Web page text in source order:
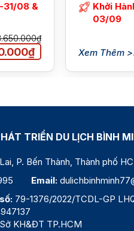
31/08 &
Khởi
03/09
Xem Thêm
TRIỂN DU LỊCH BÌNH
P. Bến Thành, Thành phố
Email:
79-1376/2022/TCDL-GP
KH&ĐT TP.HCM